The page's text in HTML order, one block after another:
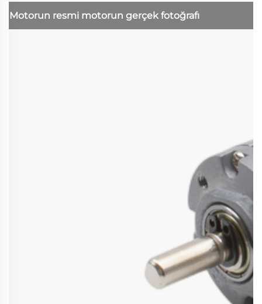
Motorun resmi motorun gerçek fotoğrafı